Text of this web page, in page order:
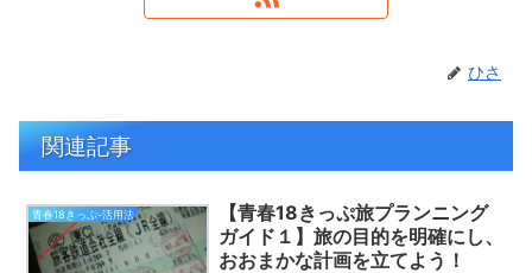
ひさ
関連記事
青春18きっぷ-活用法
【青春18きっぷ旅プランニング
ガイド１】旅の目的を明確にし、
おおまかな計画を立てよう！